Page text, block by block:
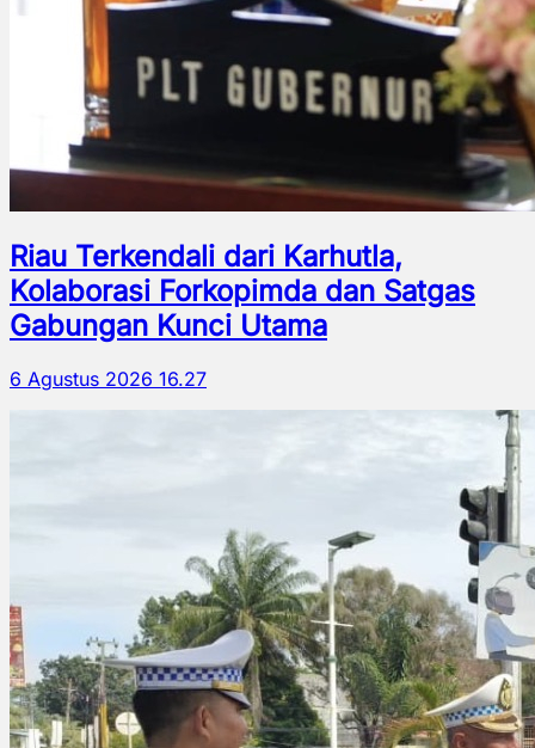
Riau Terkendali dari Karhutla,
Kolaborasi Forkopimda dan Satgas
Gabungan Kunci Utama
6 Agustus 2026 16.27